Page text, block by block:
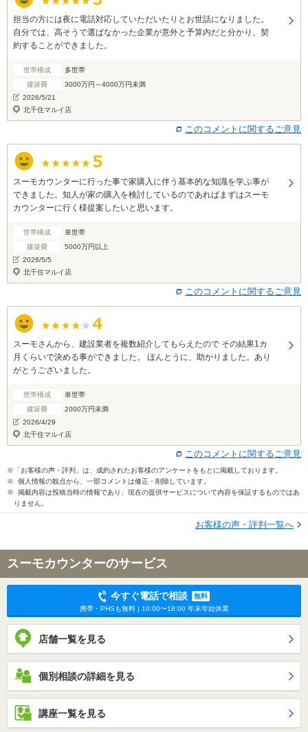
担当の方には夜に電話対応していただいたりとお世話になりました。
自分では、高そうで選ばなかった企業が意外と予算内だと分かり、契
約することができました。
世帯構成
多世帯
建築費
3000万円～4000万円未満
2026/5/21
北千住マルイ店
このコメントに関するご意見
スーモカウンターに行った事で家購入に伴う基本的な知識を学ぶ事が
できました。知人が家の購入を検討しているのであればまずはスーモ
カウンターに行く様提案したいと思います。
世帯構成
単世帯
建築費
5000万円以上
2026/5/5
北千住マルイ店
このコメントに関するご意見
スーモさんから、建設業者を複数紹介してもらえたので その結果1カ
月くらいで決める事ができました。 ほんとうに、助かりました。あり
がとうございました。
世帯構成
単世帯
建築費
2000万円未満
2026/4/29
北千住マルイ店
このコメントに関するご意見
※「お客様の声・評判」は、成約されたお客様のアンケートをもとに掲載しております。
※ 個人情報の観点から、一部コメントは修正・削除しています。
※ 掲載内容は投稿当時の情報であり、現在の提供サービスについて内容を保証するものではあ
りません。
お客様の声・評判一覧へ
スーモカウンターのサービス
今すぐ電話で相談
無料
携帯・PHSも無料 | 10:00〜18:00 年末年始休業
店舗一覧を見る
個別相談の詳細を見る
講座一覧を見る